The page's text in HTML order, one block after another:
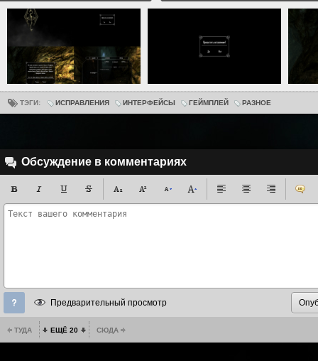
ТЭГИ: ИСПРАВЛЕНИЯ ИНТЕРФЕЙСЫ ГЕЙМПЛЕЙ РАЗНОЕ
Обсуждение в комментариях
Предварительный просмотр
ТУДА ЕЩЁ 20 СЮДА